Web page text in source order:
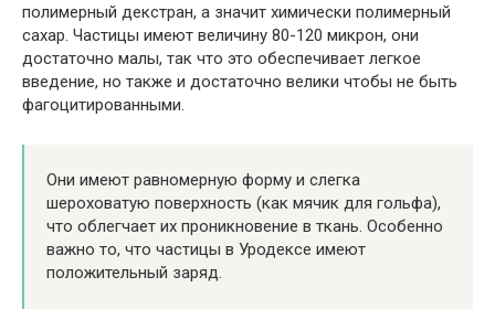
полимерный декстран, а значит химически полимерный
сахар. Частицы имеют величину 80-120 микрон, они
достаточно малы, так что это обеспечивает легкое
введение, но также и достаточно велики чтобы не быть
фагоцитированными.
Они имеют равномерную форму и слегка
шероховатую поверхность (как мячик для гольфа),
что облегчает их проникновение в ткань. Особенно
важно то, что частицы в Уродексе имеют
положительный заряд.